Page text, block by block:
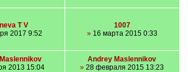
T V
2017 9:52
1007
»16 марта 2015 0:33
2013 15:04
Andrey Maslennikov
» 28 февраля 2015 13:23